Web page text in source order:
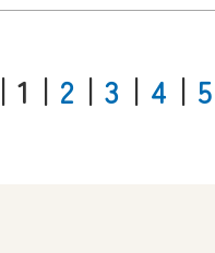
｜1 ｜ 2 ｜ 3 ｜ 4 ｜ 5